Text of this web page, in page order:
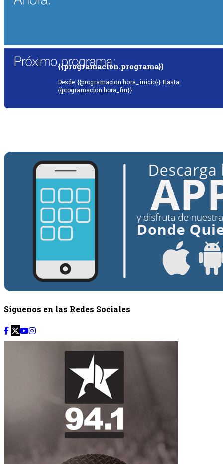
{{programacion.programa}}
Desde: {{programacion.hora_inicio}} Hasta:
{{programacion.hora_fin}}
Síguenos en las Redes Sociales